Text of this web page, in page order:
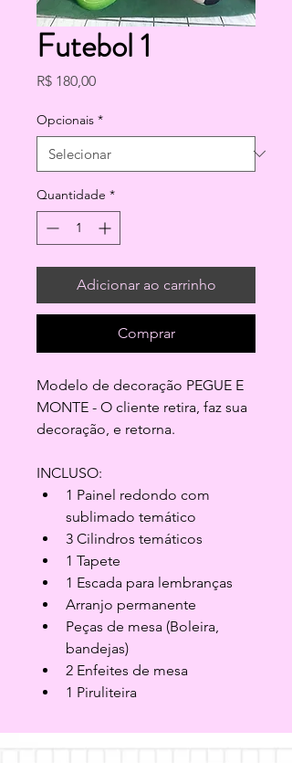
Futebol 1
R$ 180,00Preço
Opcionais *
Quantidade *
Adicionar ao carrinho
Comprar
Modelo de decoração PEGUE E
MONTE - O cliente retira, faz sua
decoração, e retorna.
INCLUSO:
1 Painel redondo com
sublimado temático
3 Cilindros temáticos
1 Tapete
1 Escada para lembranças
Arranjo permanente
Peças de mesa (Boleira,
bandejas)
2 Enfeites de mesa
1 Piruliteira